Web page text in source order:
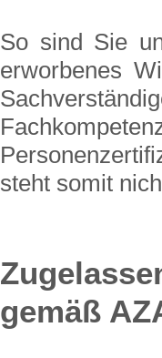
So sind Sie
erworbenes
steht somit
gemäß